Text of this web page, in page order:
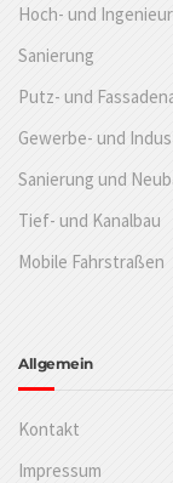
Hoch- und
Sanierung
Putz- und
Gewerbe- und
Sanierung und
Tief- und Kanalbau
Mobile Fahrstraßen
Allgemein
Kontakt
Impressum